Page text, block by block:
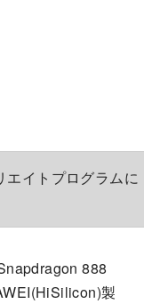
エイトプログラムに
888
製